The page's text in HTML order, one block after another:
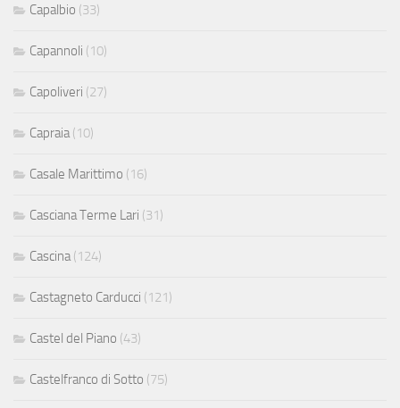
Capalbio (33)
Capannoli (10)
Capoliveri (27)
Capraia (10)
Casale Marittimo (16)
Casciana Terme Lari (31)
Cascina (124)
Castagneto Carducci (121)
Castel del Piano (43)
Castelfranco di Sotto (75)